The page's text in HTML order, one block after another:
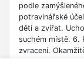
podle
potravinářské
dětí a zvířat.
suchém místě. 6.
zvracení.